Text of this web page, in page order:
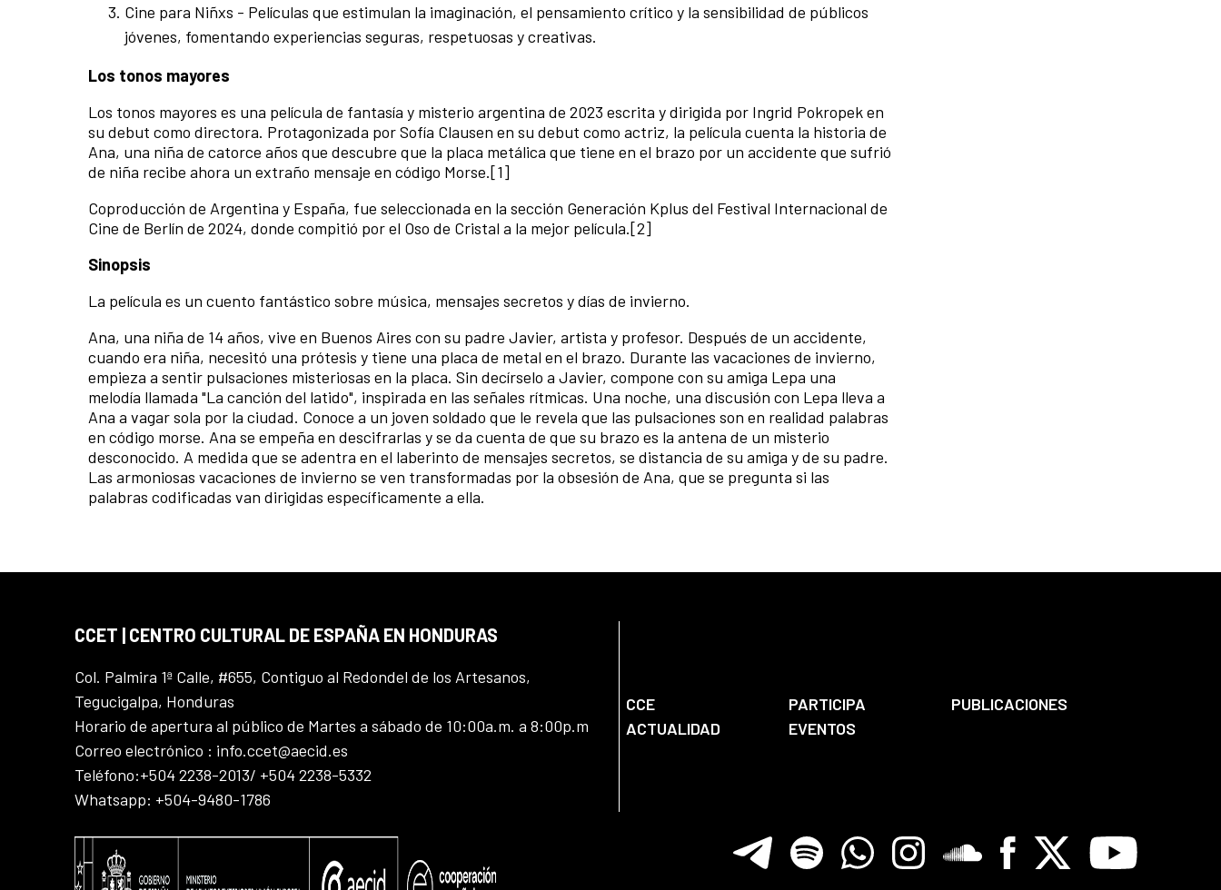
Cine para Niñxs - Películas que estimulan la imaginación, el pensamiento crítico y la sensibilidad de públicos
jóvenes, fomentando experiencias seguras, respetuosas y creativas.
Los tonos mayores
Los tonos mayores es una película de fantasía y misterio argentina de 2023 escrita y dirigida por Ingrid Pokropek en
su debut como directora. Protagonizada por Sofía Clausen en su debut como actriz, la película cuenta la historia de
Ana, una niña de catorce años que descubre que la placa metálica que tiene en el brazo por un accidente que sufrió
de niña recibe ahora un extraño mensaje en código Morse.[1]​
Coproducción de Argentina y España, fue seleccionada en la sección Generación Kplus del Festival Internacional de
Cine de Berlín de 2024, donde compitió por el Oso de Cristal a la mejor película.[2]​
Sinopsis
La película es un cuento fantástico sobre música, mensajes secretos y días de invierno.
Ana, una niña de 14 años, vive en Buenos Aires con su padre Javier, artista y profesor. Después de un accidente,
cuando era niña, necesitó una prótesis y tiene una placa de metal en el brazo. Durante las vacaciones de invierno,
empieza a sentir pulsaciones misteriosas en la placa. Sin decírselo a Javier, compone con su amiga Lepa una
melodía llamada "La canción del latido", inspirada en las señales rítmicas. Una noche, una discusión con Lepa lleva a
Ana a vagar sola por la ciudad. Conoce a un joven soldado que le revela que las pulsaciones son en realidad palabras
en código morse. Ana se empeña en descifrarlas y se da cuenta de que su brazo es la antena de un misterio
desconocido. A medida que se adentra en el laberinto de mensajes secretos, se distancia de su amiga y de su padre.
Las armoniosas vacaciones de invierno se ven transformadas por la obsesión de Ana, que se pregunta si las
palabras codificadas van dirigidas específicamente a ella.
CCET | CENTRO CULTURAL DE ESPAÑA EN HONDURAS
Col. Palmira 1ª Calle, #655, Contiguo al Redondel de los Artesanos,
Tegucigalpa, Honduras
Horario de apertura al público de Martes a sábado de 10:00a.m. a 8:00p.m
Correo electrónico : info.ccet@aecid.es
Teléfono:+504 2238-2013/ +504 2238-5332
Whatsapp: +504-9480-1786
CCE PARTICIPA
PUBLICACIONES
ACTUALIDAD
EVENTOS
TelegramSpotify WhatsappInstagramSoundcloreFacebook
X Youtube